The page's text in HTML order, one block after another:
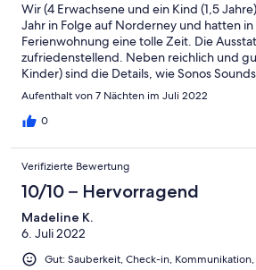
Wir (4 Erwachsene und ein Kind (1,5
Jahr in Folge auf Norderney und hatten
Ferienwohnung eine tolle Zeit. Die
zufriedenstellend. Neben reichlich und
Kinder) sind die Details, wie Sonos
mit Schirm und vieles mehr vorhanden.
OG. Jedoch kann mit einigen Tricks auch
Jahr gebucht!
Aufenthalt von 7 Nächten im Juli 2022
0
Verifizierte Bewertung
10/10 – Hervorragend
Madeline K.
6. Juli 2022
Gut: Sauberkeit, Check-in,